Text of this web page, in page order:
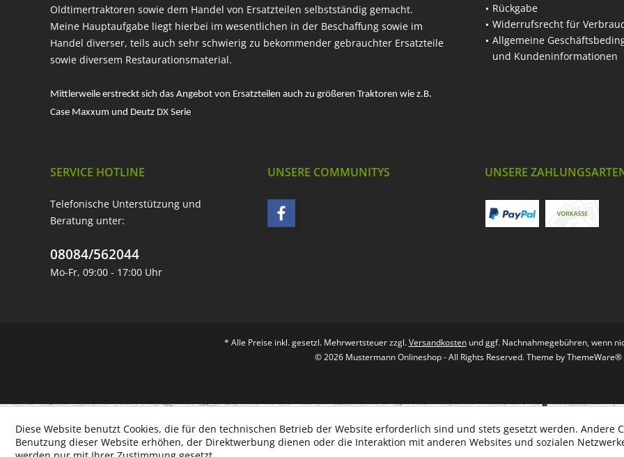
Oldtimertraktoren sowie dem Handel von Ersatzteilen selbstständig gemacht.
Meine Hauptaufgabe liegt hierbei im wesentlichen in der Beschaffung sowie im
Handel diverser, teils auch sehr schwierig zu bekommender gebrauchter Ersatzteile
sowie diversem Restaurationsmaterial.
Mittlerweile erstreckt sich das Angebot von Ersatzteilen auch zu größeren Traktoren wie z.B.
Case Maxxum und Deutz DX Serie
Rückgabe
Widerrufsrecht für
Allgemeine
und Kundeninformationen
SERVICE HOTLINE
Telefonische Unterstützung und
Beratung unter:
08084/562044
Mo-Fr, 09:00 - 17:00 Uhr
UNSERE COMMUNITYS UNSERE
* Alle Preise inkl. gesetzl. Mehrwertsteuer zzgl.Versandkostenund ggf. Nachnahmegebühren, wenn
© 2026 Mustermann Onlineshop - All Rights Reserved. Theme byThemeWare®
Diese Website benutzt Cookies, die für den technischen Betrieb der Website erforderlich sind und stets gesetzt werden. Andere
Benutzung dieser Website erhöhen, der Direktwerbung dienen oder die Interaktion mit anderen Websites und sozialen